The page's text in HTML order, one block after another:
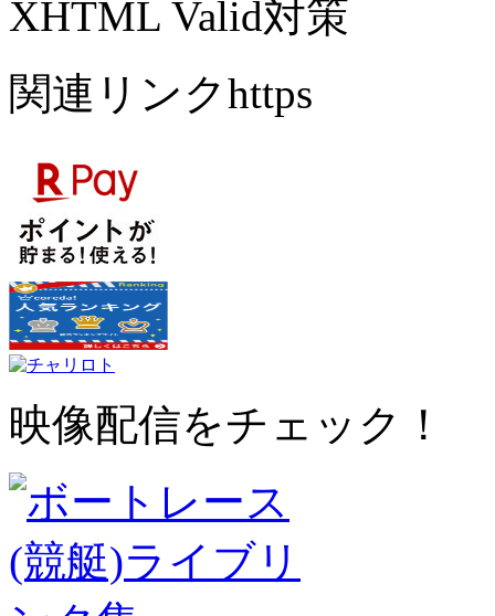
XHTML Valid対策
関連リンクhttps
映像配信をチェック！